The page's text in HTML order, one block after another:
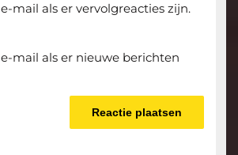
mail als er vervolgreacties zijn.
mail als er nieuwe berichten